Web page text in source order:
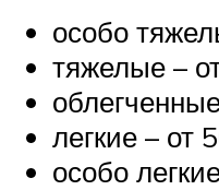
особо
тяжелые –
легкие – от
особо